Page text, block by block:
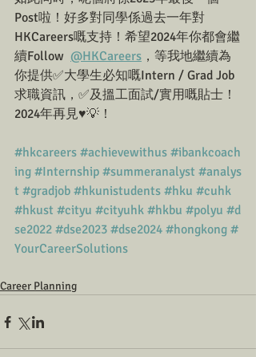
Post啦！好多對同學係過去一年對
HKCareers嘅支持！希望2024年你都會繼
續Follow @HKCareers ，等我地繼續為
你提供✅大學生必知嘅Intern / Grad Job
求職資訊，✅及搵工面試/實用嘅貼士！
2024年再見♥️💡！
#hkcareers #achievewithus #ibankcoach
ing #Internship #summeranalyst #analys
t #gradjob #hkunistudents #hku #cuhk
#hkust #cityu #cityuhk #hkbu #polyu #d
se2022 #dse2023 #dse2024 #hongkong #
YourCareerSolutions
Career Planning